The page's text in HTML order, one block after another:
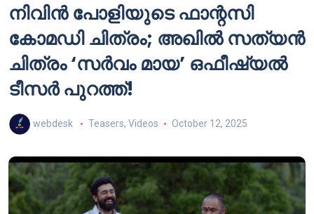
നിവിൻ പോളിയുടെ ഫാന്റസി
കോമഡി ചിത്രം; അഖിൽ സത്യൻ
ചിത്രം ‘സർവം മായ’ ഒഫീഷ്യൽ
ടീസർ പുറത്ത്!
webdesk Teasers, Videos October 12, 2025